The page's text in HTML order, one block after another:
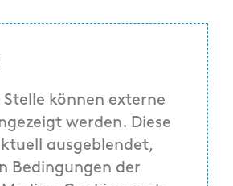
Stelle können externe
werden. Diese
ausgeblendet,
Bedingungen der